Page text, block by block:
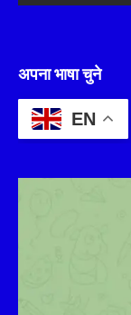
अपना भाषा चुने
EN